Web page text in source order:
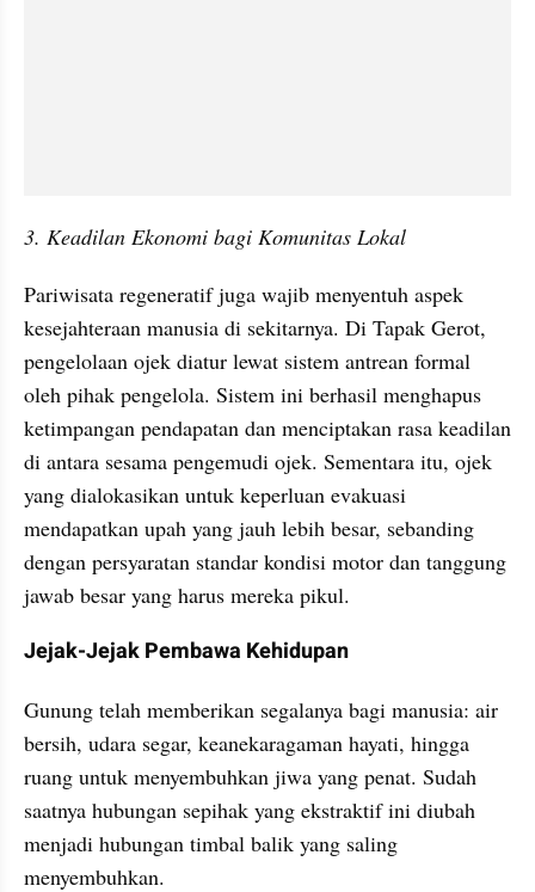
3. Keadilan Ekonomi bagi Komunitas Lokal
Pariwisata regeneratif juga wajib menyentuh aspek
kesejahteraan manusia di sekitarnya. Di Tapak Gerot,
pengelolaan ojek diatur lewat sistem antrean formal
oleh pihak pengelola. Sistem ini berhasil menghapus
ketimpangan pendapatan dan menciptakan rasa keadilan
di antara sesama pengemudi ojek. Sementara itu, ojek
yang dialokasikan untuk keperluan evakuasi
mendapatkan upah yang jauh lebih besar, sebanding
dengan persyaratan standar kondisi motor dan tanggung
jawab besar yang harus mereka pikul.
Jejak-Jejak Pembawa Kehidupan
Gunung telah memberikan segalanya bagi manusia: air
bersih, udara segar, keanekaragaman hayati, hingga
ruang untuk menyembuhkan jiwa yang penat. Sudah
saatnya hubungan sepihak yang ekstraktif ini diubah
menjadi hubungan timbal balik yang saling
menyembuhkan.